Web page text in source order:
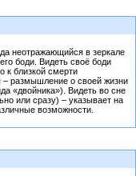
неотражающийся в зеркале
боди. Видеть своё боди
к близкой смерти
– размышление о своей жизни
«двойника»). Видеть во сне
или сразу) – указывает на
возможности.